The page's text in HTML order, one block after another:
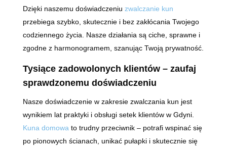
Dzięki naszemu doświadczeniu zwalczanie kun
przebiega szybko, skutecznie i bez zakłócania Twojego
codziennego życia. Nasze działania są ciche, sprawne i
zgodne z harmonogramem, szanując Twoją prywatność.
Tysiące zadowolonych klientów – zaufaj
sprawdzonemu doświadczeniu
Nasze doświadczenie w zakresie zwalczania kun jest
wynikiem lat praktyki i obsługi setek klientów w Gdyni.
Kuna domowa to trudny przeciwnik – potrafi wspinać się
po pionowych ścianach, unikać pułapki i skutecznie się